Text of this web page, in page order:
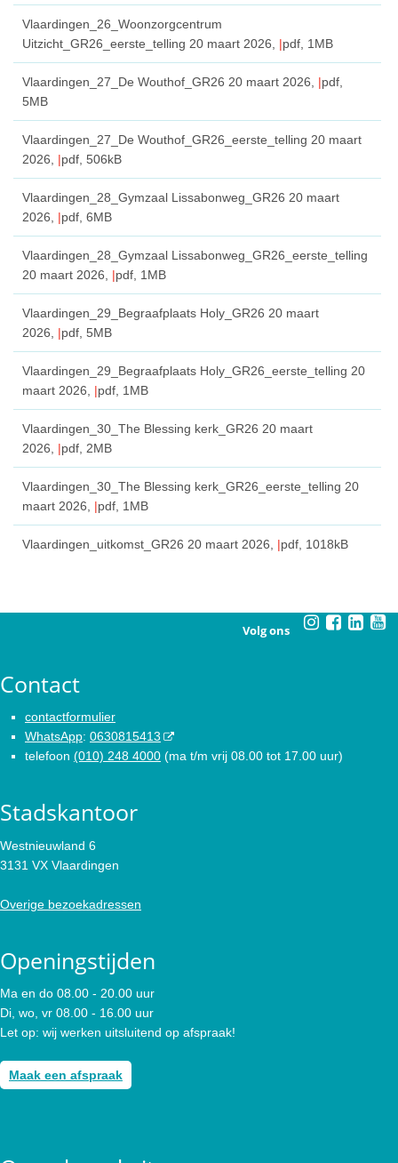
Vlaardingen_26_Woonzorgcentrum
Uitzicht_GR26_eerste_telling 20 maart 2026, pdf , 1MB
Vlaardingen_27_De Wouthof_GR26 20 maart 2026, pdf
5MB
Vlaardingen_27_De Wouthof_GR26_eerste_telling 20 maart
2026,
pdf , 506kB
Vlaardingen_28_Gymzaal Lissabonweg_GR26 20 maart
2026,
pdf , 6MB
Vlaardingen_28_Gymzaal Lissabonweg_GR26_eerste_telling
20 maart 2026,
pdf , 1MB
Vlaardingen_29_Begraafplaats Holy_GR26 20 maart
2026,
pdf , 5MB
Vlaardingen_29_Begraafplaats Holy_GR26_eerste_telling 20
maart 2026,
pdf , 1MB
Vlaardingen_30_The Blessing kerk_GR26 20 maart
2026,
pdf , 2MB
Vlaardingen_30_The Blessing kerk_GR26_eerste_telling 20
maart 2026,
pdf , 1MB
Vlaardingen_uitkomst_GR26 20 maart 2026, pdf , 1018kB
Volg ons
Contact
contactformulier
WhatsApp: 0630815413
telefoon (010) 248 4000 (ma t/m vrij 08.00 tot 17.00 uur)
Stadskantoor
Westnieuwland 6
3131 VX Vlaardingen
Overige bezoekadressen
Openingstijden
Ma en do 08.00 - 20.00 uur
Di, wo, vr 08.00 - 16.00 uur
Let op: wij werken uitsluitend op afspraak!
Maak een afspraak